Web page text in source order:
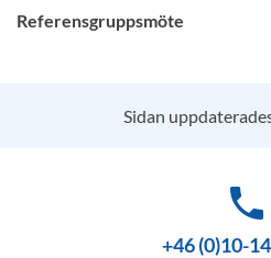
Referensgruppsmöte
Sidan
phone
+46 (0)10-